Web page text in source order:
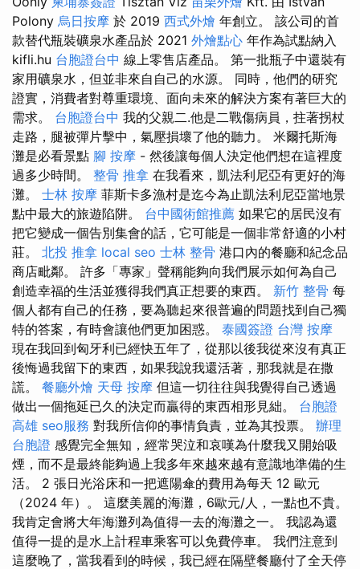
Polony 烏日按摩 於 2019 西式外燴 年創立。 該公司的首
款替代瓶裝礦泉水產品於 2021 外燴點心 年作為試點納入
kifli.hu 台胞證台中 線上零售店產品。 第一批瓶子中還裝有
家用礦泉水，但並非來自自己的水源。 同時，他們的研究
證實，消費者對尊重環境、面向未來的解決方案有著巨大的
需求。 台胞證台中 我的父親二.他是二戰傷病員，拄著拐杖
走路，腿被彈片擊中，氣壓損壞了他的聽力。 米爾托斯海
灘是必看景點 腳 按摩 - 然後讓每個人決定他們想在這裡度
過多少時間。 整骨 推拿 在我看來，凱法利尼亞有更好的海
灘。 士林 按摩 菲斯卡多漁村是迄今為止凱法利尼亞當地景
點中最大的旅遊陷阱。 台中國術館推薦 如果它的居民沒有
把它變成一個告別集會的話，它可能是一個非常舒適的小村
莊。 北投 推拿 local seo 士林 整骨 港口內的餐廳和紀念品
商店毗鄰。 許多「專家」聲稱能夠向我們展示如何為自己
創造幸福的生活並獲得我們真正想要的東西。 新竹 整骨 每
個人都有自己的任務，要為聽起來很普遍的問題找到自己獨
特的答案，有時會讓他們更加困惑。 泰國簽證 台灣 按摩
現在我回到匈牙利已經快五年了，從那以後我從來沒有真正
後悔過我留下的東西，如果我說我還活著，那我就是在撒
謊。 餐廳外燴 天母 按摩 但這一切往往與我覺得自己透過
做出一個拖延已久的決定而贏得的東西相形見絀。 台胞證
高雄 seo服務 對我所信仰的事情負責，並為其投票。 辦理
台胞證 感覺完全無知，經常哭泣和哀嘆為什麼我又開始吸
煙，而不是最終能夠過上我多年來越來越有意識地準備的生
活。 2 張日光浴床和一把遮陽傘的費用為每天 12 歐元
（2024 年）。 這麼美麗的海灘，6歐元/人，一點也不貴。
我肯定會將大年海灘列為值得一去的海灘之一。 我認為還
值得一提的是水上計程車乘客可以免費停車。 我們注意到
這麼晚了，當我看到的時候，我已經在隔壁餐廳付了全天停